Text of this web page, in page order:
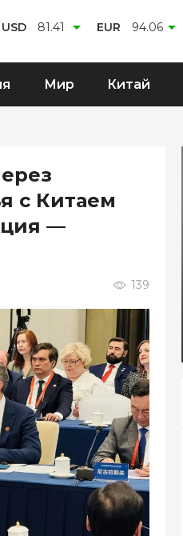
USD 81.41 EUR 94.06
Мир Китай
с Китаем
—
139